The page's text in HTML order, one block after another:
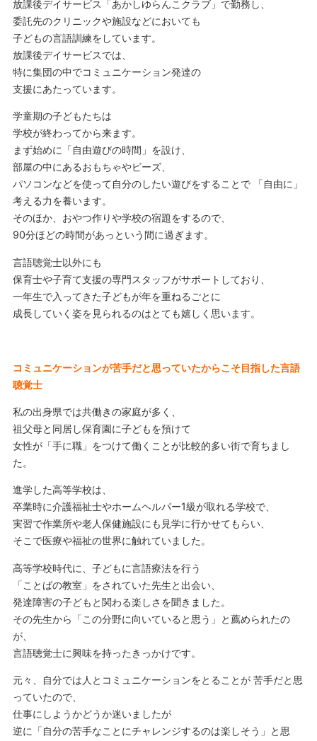
放課後デイサービス「あかしゆらんこクラブ」で勤務し、
委託先のクリニックや施設などにおいても
子どもの言語訓練をしています。
放課後デイサービスでは、
特に集団の中でコミュニケーション発達の
支援にあたっています。
学童期の子どもたちは
学校が終わってから来ます。
まず始めに「自由遊びの時間」を設け、
部屋の中にあるおもちゃやビーズ、
パソコンなどを使って自分のしたい遊びをすることで 「自由に」
考える力を養います。
そのほか、おやつ作りや学校の宿題をするので、
90分ほどの時間があっという間に過ぎます。
言語聴覚士以外にも
保育士や子育て支援の専門スタッフがサポートしており、
一年生で入ってきた子どもが年を重ねるごとに
成長していく姿を見られるのはとても嬉しく思います。
コミュニケーションが苦手だと思っていたからこそ目指した言語
聴覚士
私の出身県では共働きの家庭が多く、
祖父母と同居し保育園に子どもを預けて
女性が「手に職」をつけて働くことが比較的多い街で育ちまし
た。
進学した高等学校は、
卒業時に介護福祉士やホームヘルパー1級が取れる学校で、
実習で作業所や老人保健施設にも見学に行かせてもらい、
そこで医療や福祉の世界に触れていました。
高等学校時代に、子どもに言語療法を行う
「ことばの教室」をされていた先生と出会い、
発達障害の子どもと関わる楽しさを聞きました。
その先生から「この分野に向いていると思う」と薦められたの
が、
言語聴覚士に興味を持ったきっかけです。
元々、自分では人とコミュニケーションをとることが 苦手だと思
っていたので、
仕事にしようかどうか迷いましたが
逆に「自分の苦手なことにチャレンジするのは楽しそう」と思